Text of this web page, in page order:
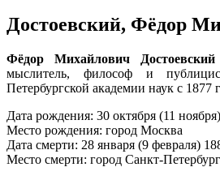
Достоевский, Фёдор
Фёдор Михайлович Достоевский
мыслитель, философ и
Петербургской академии наук с 1877
Дата рождения: 30 октября (11
Место рождения: город Москва
Дата смерти: 28 января (9 февраля)
Место смерти: город Санкт-Петербург